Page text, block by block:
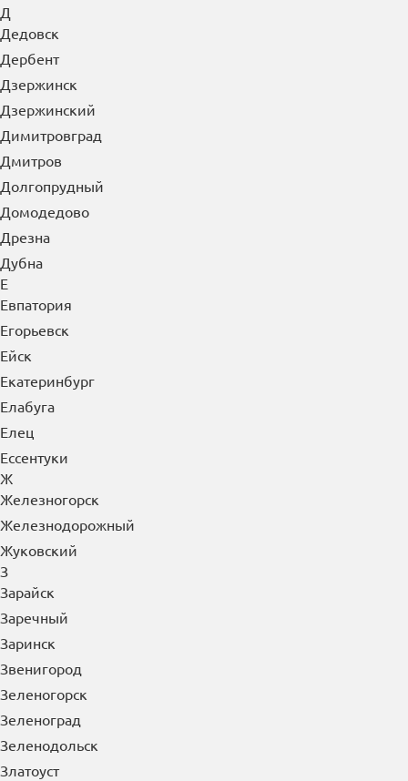
Д
Дедовск
Дербент
Дзержинск
Дзержинский
Димитровград
Дмитров
Долгопрудный
Домодедово
Дрезна
Дубна
Е
Евпатория
Егорьевск
Ейск
Екатеринбург
Елабуга
Елец
Ессентуки
Ж
Железногорск
Железнодорожный
Жуковский
З
Зарайск
Заречный
Заринск
Звенигород
Зеленогорск
Зеленоград
Зеленодольск
Златоуст